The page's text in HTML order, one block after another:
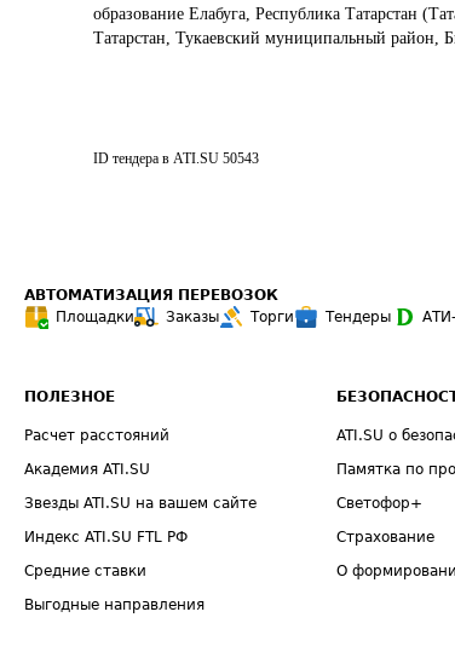
образование Елабуга, Республика Татарстан
Татарстан, Тукаевский муниципальный район,
ID тендера в ATI.SU 50543
АВТОМАТИЗАЦИЯ ПЕРЕВОЗОК
Площадки
Заказы Торги Тендеры
ПОЛЕЗНОЕ
Расчет расстояний
Академия ATI.SU
Звезды ATI.SU на вашем сайте
Индекс ATI.SU FTL РФ
Средние ставки
Выгодные направления
ATI.SU о
Памятка по
Светофор+
Страхование
О